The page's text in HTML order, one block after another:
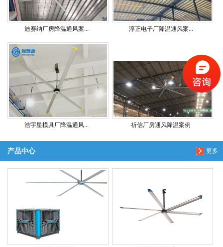
迪赛纳厂房降温通风案... 淳正电子厂降温通风案...
浩宇星模具厂降温通风... 祈信厂房通风降温案例
更多
产品中心